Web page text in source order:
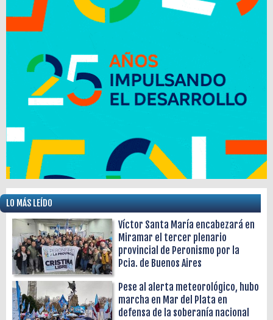
LO MÁS LEÍDO
Víctor Santa María encabezará en
Miramar el tercer plenario
provincial de Peronismo por la
Pcia. de Buenos Aires
Pese al alerta meteorológico, hubo
marcha en Mar del Plata en
defensa de la soberanía nacional